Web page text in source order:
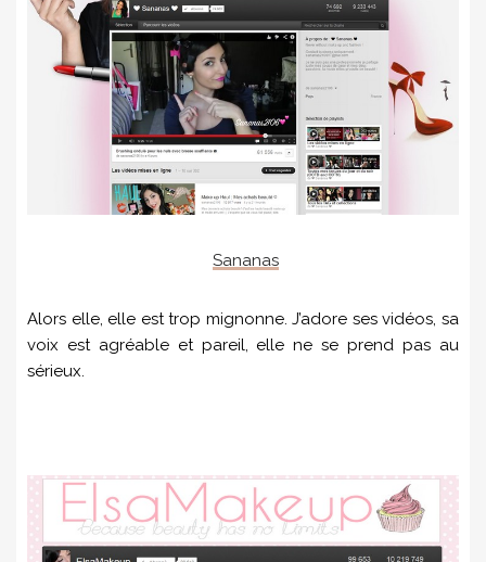
Sananas
Alors elle, elle est trop mignonne. J’adore ses vidéos, sa
voix est agréable et pareil, elle ne se prend pas au
sérieux.